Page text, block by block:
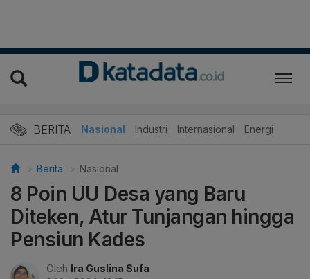
BERITA Nasional Industri Internasional Energi
Berita Nasional
8 Poin UU Desa yang Baru
Diteken, Atur Tunjangan hingga
Pensiun Kades
Oleh Ira Guslina Sufa